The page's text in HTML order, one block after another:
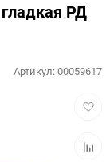
РД
Артикул:00059617